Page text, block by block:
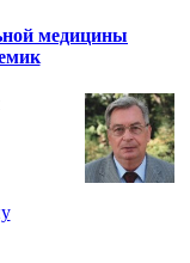
медицины